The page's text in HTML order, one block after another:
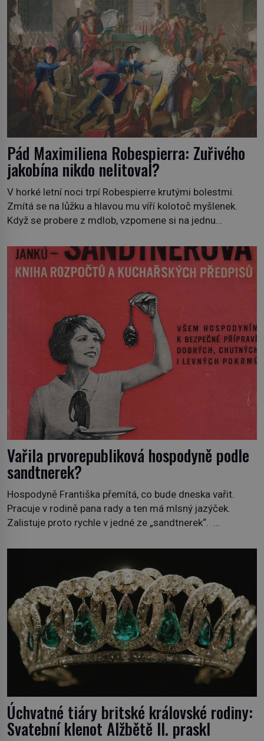
Pád Maximiliena Robespierra: Zuřivého
jakobína nikdo nelitoval?
V horké letní noci trpí Robespierre krutými bolestmi.
Zmítá se na lůžku a hlavou mu víří kolotoč myšlenek.
Když se probere z mdlob, vzpomene si na jednu
Prorokovala mu tragický osud. Tehdy se jí vysmál.
„Robespierre to dotáhne hodně daleko,“ prohlásil o něm
jiný významný francouzský revolucionář, Honoré de
Vařila prvorepubliková hospodyně podle
sandtnerek?
Hospodyně Františka přemítá, co bude dneska vařit.
Pracuje v rodině pana rady a ten má mlsný jazýček.
Zalistuje proto rychle v jedné ze „sandtnerek“.
povzdechne si směrem ke služce, kterou má v kuchyni k
ruce. Ještě v prvních letech nové republiky fungoval kvůli
nedostatku zboží přídělový systém. […]
Úchvatné tiáry britské královské rodiny:
Svatební klenot Alžbětě II. praskl